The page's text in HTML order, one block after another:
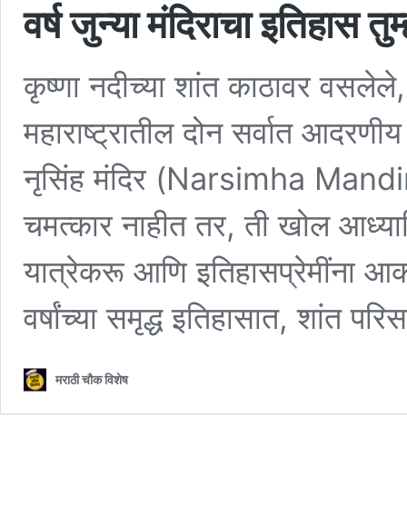
वर्ष जुन्या मंदिराचा इतिहास
कृष्णा नदीच्या शांत काठावर
महाराष्ट्रातील दोन सर्वात
नृसिंह मंदिर (Narsimha
चमत्कार नाहीत तर, ती खोल
यात्रेकरू आणि इतिहासप्रेमींना
वर्षांच्या समृद्ध इतिहासात, शांत
मराठी चौक विशेष